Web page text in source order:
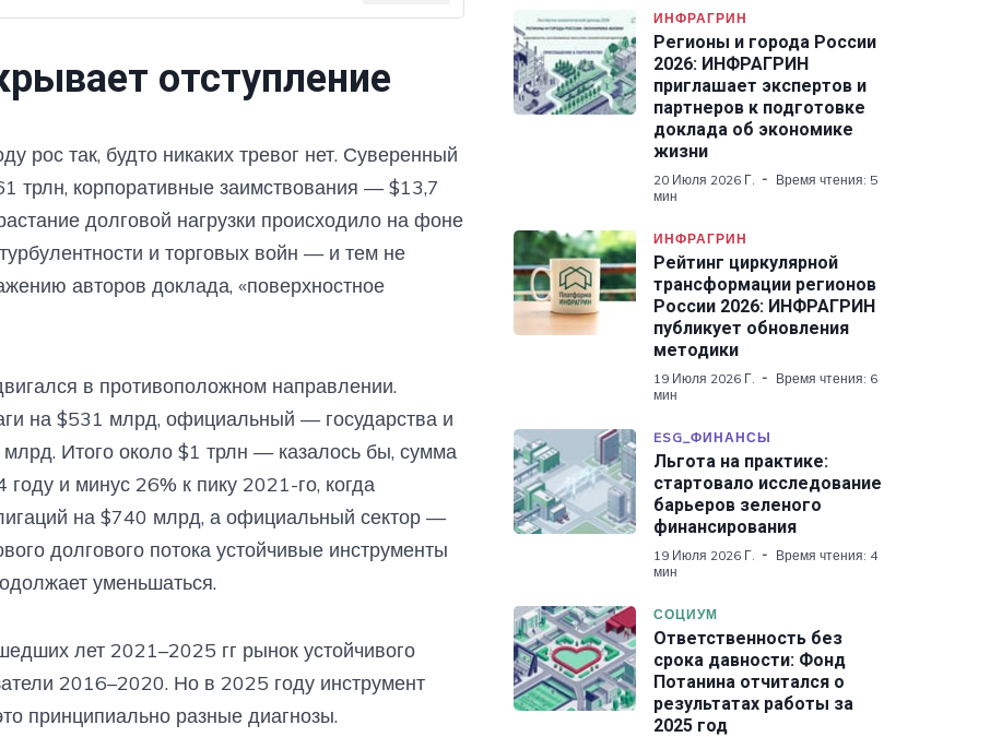
отступление
рос так, будто никаких тревог нет. Суверенный
трлн, корпоративные заимствования — $13,7
долговой нагрузки происходило на фоне
и торговых войн — и тем не
авторов доклада, «поверхностное
в противоположном направлении.
на $531 млрд, официальный — государства и
Итого около $1 трлн — казалось бы, сумма
и минус 26% к пику 2021-го, когда
на $740 млрд, а официальный сектор —
долгового потока устойчивые инструменты
уменьшаться.
лет 2021–2025 гг рынок устойчивого
2016–2020. Но в 2025 году инструмент
принципиально разные диагнозы.
ИНФРАГРИН
Регионы и города России
2026: ИНФРАГРИН
приглашает экспертов и
партнеров к подготовке
доклада об экономике
жизни
20 Июля 2026 Г.
Время чтения: 5
мин
ИНФРАГРИН
Рейтинг циркулярной
трансформации регионов
России 2026: ИНФРАГРИН
публикует обновления
методики
19 Июля 2026 Г.
Время чтения: 6
мин
ESG_ФИНАНСЫ
Льгота на практике:
стартовало исследование
барьеров зеленого
финансирования
19 Июля 2026 Г.
Время чтения: 4
мин
СОЦИУМ
Ответственность без
срока давности: Фонд
Потанина отчитался о
результатах работы за
2025 год